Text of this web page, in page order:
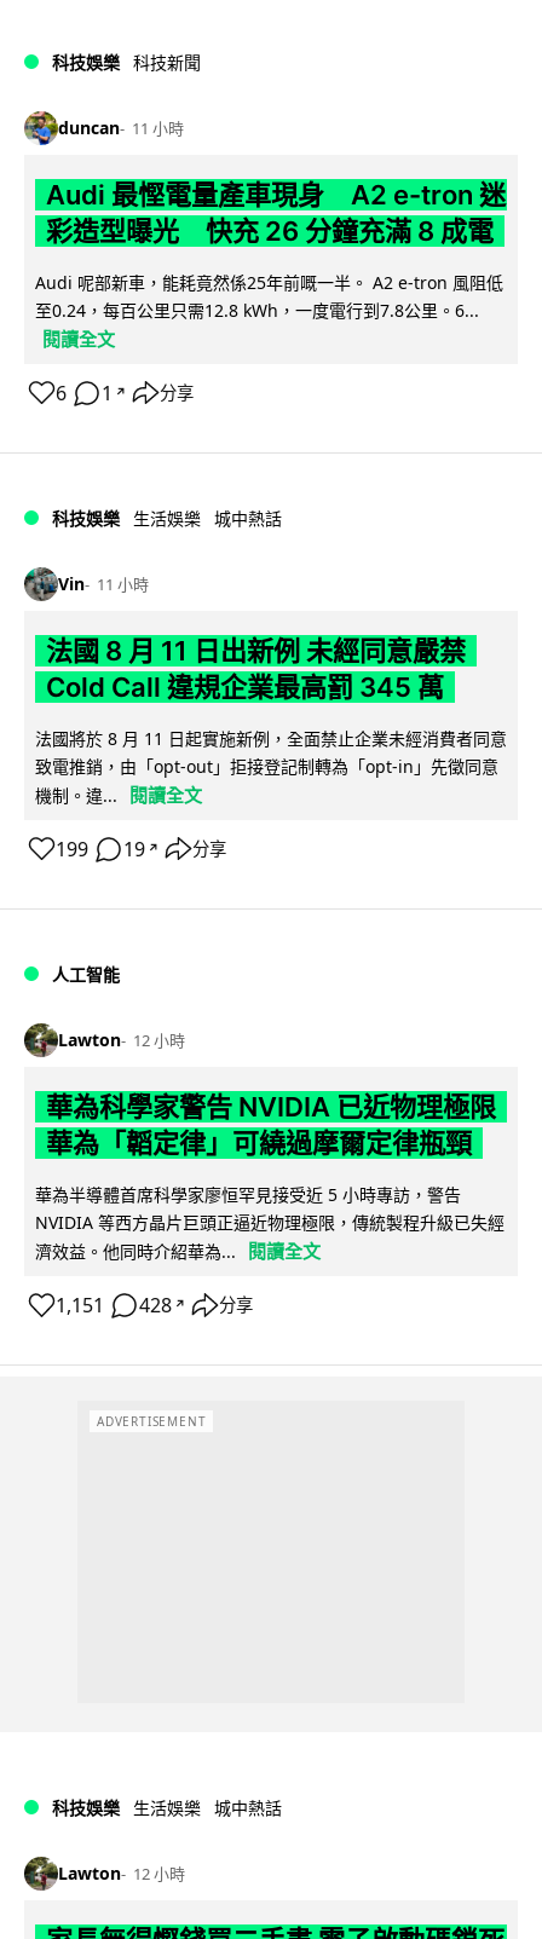
科技娛樂 科技新聞
duncan 11 小時
Audi 最慳電量產車現身 A2 e-tron 迷
彩造型曝光 快充 26 分鐘充滿 8 成電
Audi 呢部新車，能耗竟然係25年前嘅一半。 A2 e-tron 風阻低
至0.24，每百公里只需12.8 kWh，一度電行到7.8公里。6...
閱讀全文
6 1 ↗ 分享
科技娛樂 生活娛樂 城中熱話
Vin 11 小時
法國 8 月 11 日出新例 未經同意嚴禁
Cold Call 違規企業最高罰 345 萬
法國將於 8 月 11 日起實施新例，全面禁止企業未經消費者同意
致電推銷，由「opt-out」拒接登記制轉為「opt-in」先徵同意
機制。違...
閱讀全文
199 19 ↗ 分享
人工智能
Lawton 12 小時
華為科學家警告 NVIDIA 已近物理極限
華為「韜定律」可繞過摩爾定律瓶頸
華為半導體首席科學家廖恒罕見接受近 5 小時專訪，警告
NVIDIA 等西方晶片巨頭正逼近物理極限，傳統製程升級已失經
濟效益。他同時介紹華為...
閱讀全文
1,151 428 ↗ 分享
ADVERTISEMENT
科技娛樂 生活娛樂 城中熱話
Lawton 12 小時